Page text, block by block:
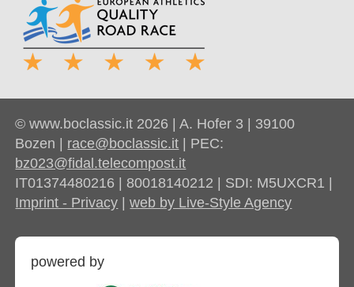
© www.boclassic.it 2026 | A. Hofer 3 | 39100
Bozen | race@boclassic.it | PEC:
bz023@fidal.telecompost.it
IT01374480216 | 80018140212 | SDI: M5UXCR1 |
Imprint - Privacy |web by Live-Style Agency
powered by